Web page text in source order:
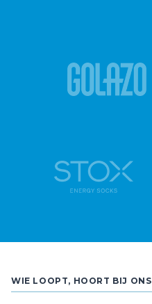
WIE LOOPT, HOORT BIJ ONS